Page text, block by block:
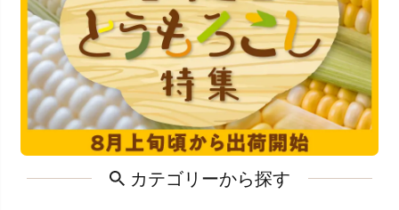
カテゴリーから探す